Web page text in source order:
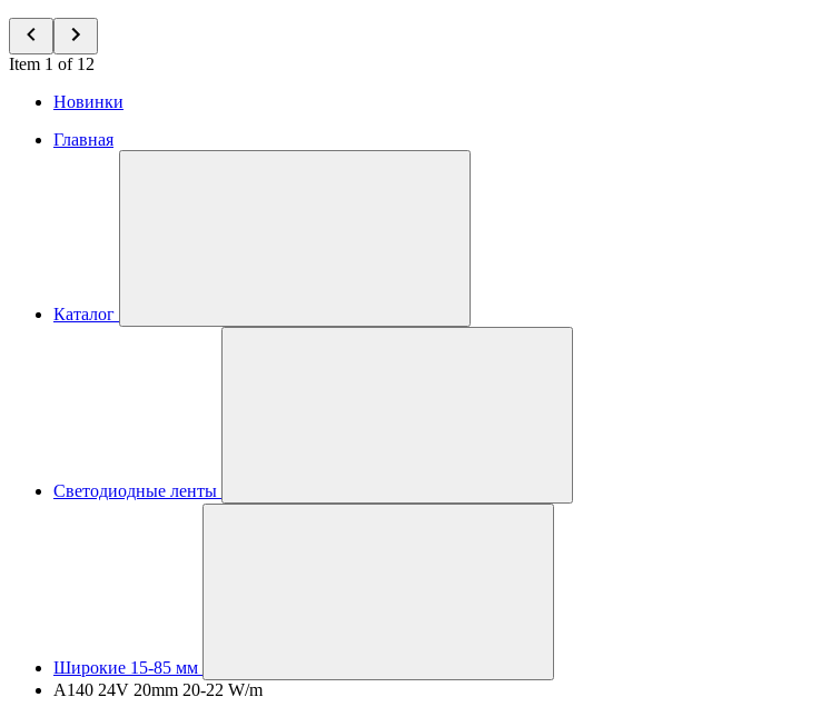
Item 1 of 12
Новинки
Главная
Каталог
Светодиодные ленты
Широкие 15-85 мм
A140 24V 20mm 20-22 W/m